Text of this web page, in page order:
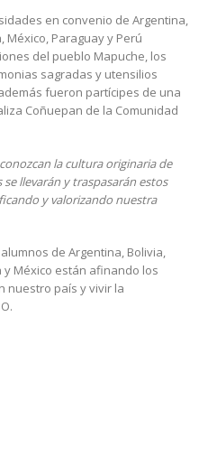
en convenio de Argentina,
México, Paraguay y Perú
del pueblo Mapuche, los
sagradas y utensilios
fueron partícipes de una
Coñuepan de la Comunidad
la cultura originaria de
llevarán y traspasarán estos
y valorizando nuestra
de Argentina, Bolivia,
y México están afinando los
nuestro país y vivir la